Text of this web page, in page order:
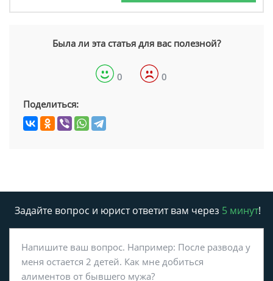
Была ли эта статья для вас полезной?
0 0
Поделиться:
Задайте вопрос и юрист ответит вам через 5 минут!